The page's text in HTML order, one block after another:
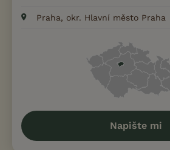
Praha, okr. Hlavní město Praha
Napište mi